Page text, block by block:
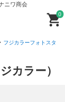
ニワ商会
0
フジカラーフォトスタ
カラー）